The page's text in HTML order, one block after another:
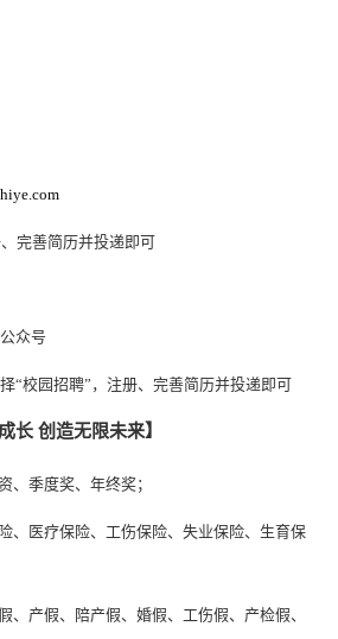
完善简历并投递即可
众号
“校园招聘”，注册、完善简历并投递即可
长 创造无限未来】
、季度奖、年终奖；
、医疗保险、工伤保险、失业保险、生育保
、产假、陪产假、婚假、工伤假、产检假、